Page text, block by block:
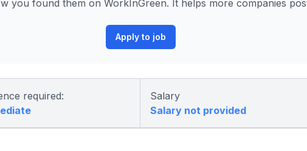
you found them on WorkInGreen. It helps more companies
Apply to job
required:
Salary
Salary not provided